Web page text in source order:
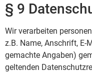
§ 9
Wir verarbeiten
z.B. Name, Anschrift, E-
gemachte Angaben)
geltenden